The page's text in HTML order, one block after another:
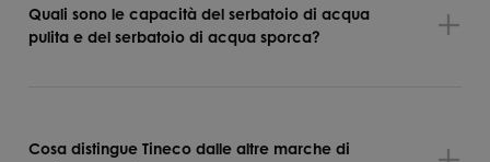
Quali sono le capacità del serbatoio di acqua
pulita e del serbatoio di acqua sporca?
Cosa distingue Tineco dalle altre marche di